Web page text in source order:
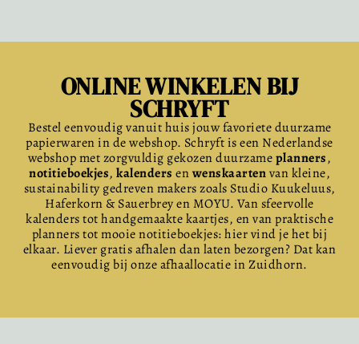
ONLINE WINKELEN BIJ
SCHRYFT
Bestel eenvoudig vanuit huis jouw favoriete duurzame
papierwaren in de webshop. Schryft is een Nederlandse
webshop met zorgvuldig gekozen duurzameplanners,
notitieboekjes, kalenders enwenskaartenvan kleine,
sustainability gedreven makers zoals Studio Kuukeluus,
Haferkorn & Sauerbrey en MOYU. Van sfeervolle
kalenders tot handgemaakte kaartjes, en van praktische
planners tot mooie notitieboekjes: hier vind je het bij
elkaar. Liever gratis afhalen dan laten bezorgen? Dat kan
eenvoudig bij onze afhaallocatie in Zuidhorn.